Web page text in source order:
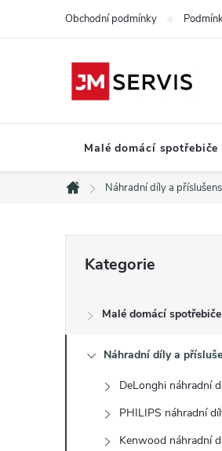
Obchodní podmínky
Malé domácí spotřebiče
Domů
Náhradní díly a
s
kategorie
Kategorie
Malé domácí spotřebiče
Náhradní díly a
DeLonghi náhradní
PHILIPS náhradní
Kenwood náhradní